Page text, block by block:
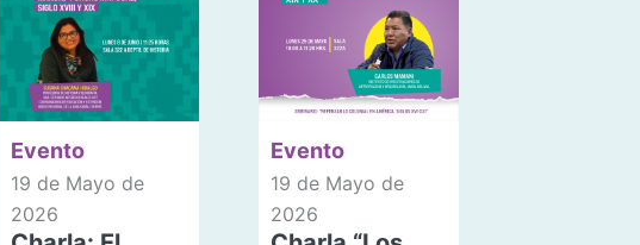
Evento
19 de Mayo de
2026
Evento
19 de Mayo de
2026